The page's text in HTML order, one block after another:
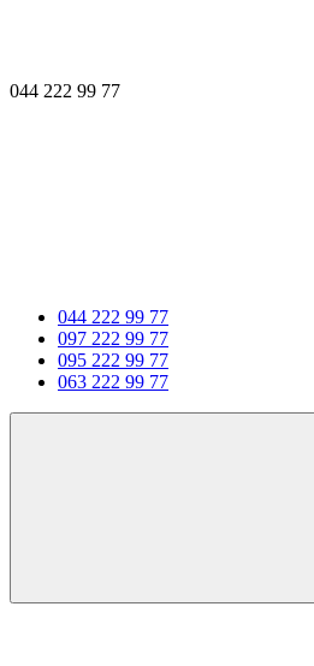
044 222 99 77
044 222 99 77
097 222 99 77
095 222 99 77
063 222 99 77